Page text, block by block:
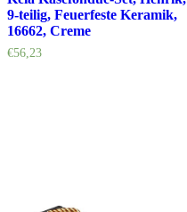
9-teilig, Feuerfeste Keramik,
16662, Creme
€56,23